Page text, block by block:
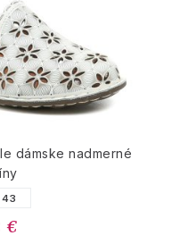
dámske nadmerné
43
€